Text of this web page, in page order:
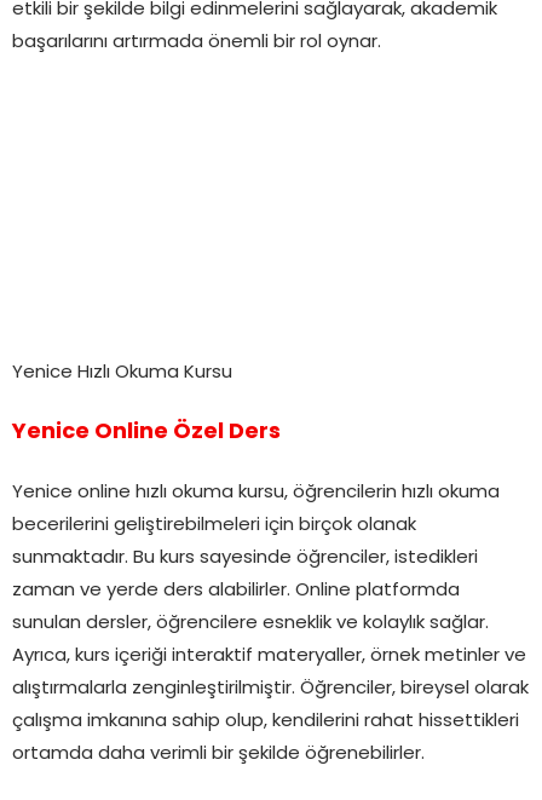
etkili bir şekilde bilgi edinmelerini sağlayarak, akademik
başarılarını artırmada önemli bir rol oynar.
Yenice Hızlı Okuma Kursu
Yenice Online Özel Ders
Yenice online hızlı okuma kursu, öğrencilerin hızlı okuma
becerilerini geliştirebilmeleri için birçok olanak
sunmaktadır. Bu kurs sayesinde öğrenciler, istedikleri
zaman ve yerde ders alabilirler. Online platformda
sunulan dersler, öğrencilere esneklik ve kolaylık sağlar.
Ayrıca, kurs içeriği interaktif materyaller, örnek metinler ve
alıştırmalarla zenginleştirilmiştir. Öğrenciler, bireysel olarak
çalışma imkanına sahip olup, kendilerini rahat hissettikleri
ortamda daha verimli bir şekilde öğrenebilirler.